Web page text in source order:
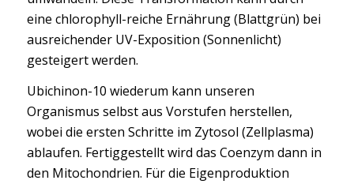
eine chlorophyll-reiche Ernährung (Blattgrün) bei
ausreichender UV-Exposition (Sonnenlicht)
gesteigert werden.
Ubichinon-10 wiederum kann unseren
Organismus selbst aus Vorstufen herstellen,
wobei die ersten Schritte im Zytosol (Zellplasma)
ablaufen. Fertiggestellt wird das Coenzym dann in
den Mitochondrien. Für die Eigenproduktion